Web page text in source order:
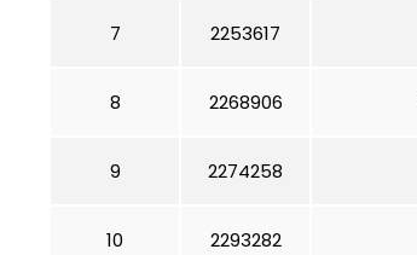
7 2253617
8 2268906
9 2274258
10 2293282